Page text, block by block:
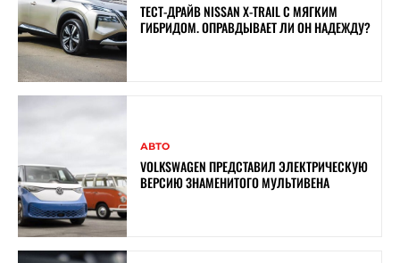
ТЕСТ-ДРАЙВ NISSAN X-TRAIL С МЯГКИМ
ГИБРИДОМ. ОПРАВДЫВАЕТ ЛИ ОН НАДЕЖДУ?
АВТО
VOLKSWAGEN ПРЕДСТАВИЛ ЭЛЕКТРИЧЕСКУЮ
ВЕРСИЮ ЗНАМЕНИТОГО МУЛЬТИВЕНА